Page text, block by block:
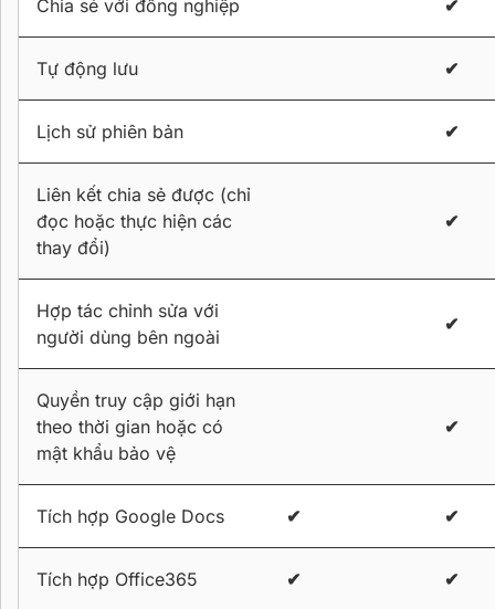
Chia sẻ với đồng nghiệp ✔
Tự động lưu ✔
Lịch sử phiên bản ✔
Liên kết chia sẻ được (chỉ
đọc hoặc thực hiện các
thay đổi)
✔
Hợp tác chỉnh sửa với
người dùng bên ngoài
✔
Quyền truy cập giới hạn
theo thời gian hoặc có
mật khẩu bảo vệ
✔
Tích hợp Google Docs ✔ ✔
Tích hợp Office365 ✔ ✔